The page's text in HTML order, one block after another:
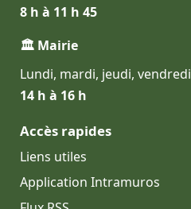
8 h à 11 h 45
🏛 Mairie
Lundi, mardi, jeudi, vendredi
14 h à 16 h
Accès rapides
Liens utiles
Application Intramuros